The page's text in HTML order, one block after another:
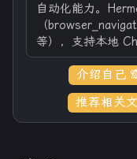
自动化能力。
（
等），支持本地
介绍自己
推荐相关